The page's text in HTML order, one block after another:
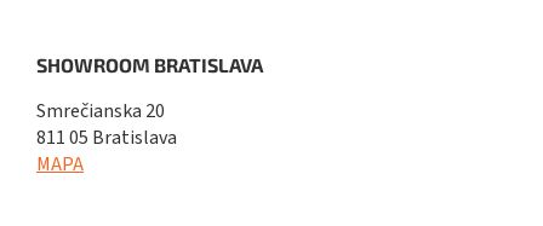
SHOWROOM BRATISLAVA
Smrečianska 20
811 05 Bratislava
MAPA